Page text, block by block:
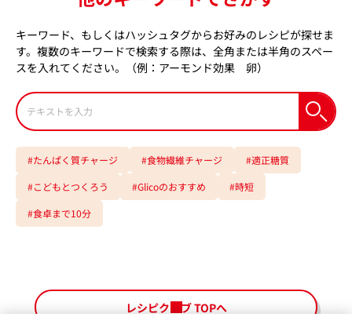
キーワード、もしくはハッシュタグからお好みのレシピが探せま
す。複数のキーワードで検索する際は、全角または半角のスペー
スを入れてください。（例：アーモンド効果 卵）
検
索
#たんぱく質チャージ #食物繊維チャージ
#適正糖質
#こどもとつくろう
#Glicoのおすすめ
#時短
#食卓まで10分
レシピクラブ TOPへ